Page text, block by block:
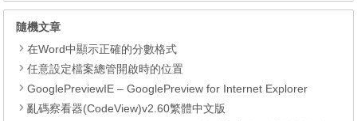
隨機文章
在Word中顯示正確的分數格式
任意設定檔案總管開啟時的位置
GooglePreviewIE – GooglePreview for Internet Explorer
亂碼察看器(CodeView)v2.60繁體中文版